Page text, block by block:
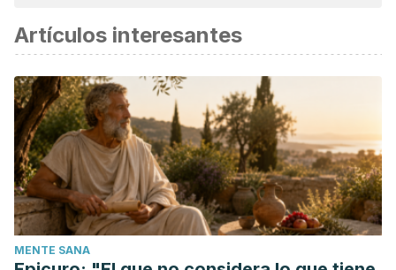
científica.
Eduardo Bericat. (2012). Emociones.Sociopedia.Isi.
https://doi.org/10.1177/205684601261.
Vecina Jiménez, M. L. (2006). EMOCIONES POSITIVAS.
Papeles Del Psicólogo.
https://doi.org/10.1016/j.str.2013.10.013.
Margot, J.-P. (2007). La felicidad.Praxis Filosófica.
https://doi.org/10.1161/01.RES.72.5.1082.
Artículos interesantes
MENTE SANA